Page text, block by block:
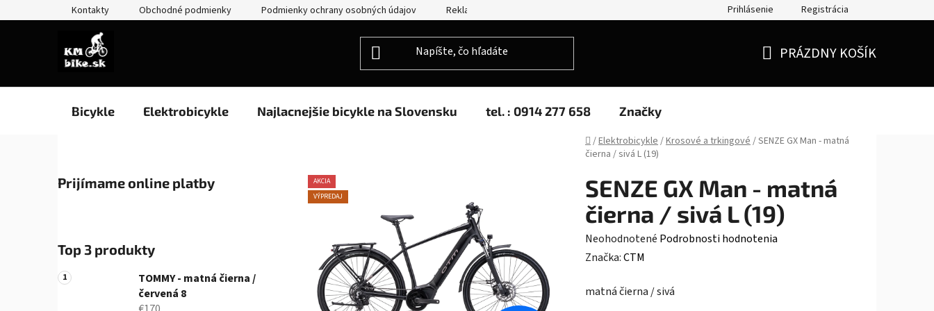
na
Kontakty Obchodné podmienky Podmienky ochrany osobných údajov Reklamácie Moja objednávka
Prihlásenie Registrácia
PRÁZDNY KOŠÍK
Bicykle Elektrobicykle Najlacnejšie bicykle na Slovensku tel. : 0914 277 658 Značky
Domov
/Elektrobicykle/Krosové a trkingové/SENZE GX Man - matná
čierna / sivá L (19)
o
ý
p
a
Prijímame online platby
Top 3 produkty
TOMMY - matná čierna /
červená 8
SENZE GX Man - matná
čierna / sivá L (19)
Priemerné
hodnotenie
je
Neohodnotené Podrobnosti hodnotenia
Značka:CTM
matná čierna / sivá
AKCIA
VÝPREDAJ